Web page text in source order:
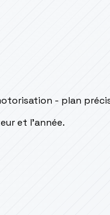
- plan
et l’année.